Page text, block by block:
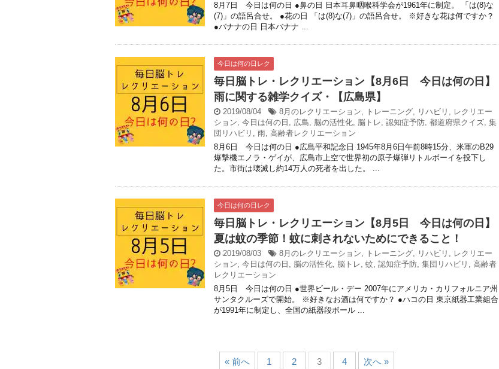
8月7日 今日は何の日 ●鼻の日 日本耳鼻咽喉科学会が1961年に制定。 「は(8)な
(7)」の語呂合せ。 ●花の日 「は(8)な(7)」の語呂合せ。 ※好きな花は何ですか？
●バナナの日 日本バナナ ...
今日は何の日レク
毎日脳トレ・レクリエーション【8月6日 今日は何の日】
雨に関する雑学クイズ・【広島県】
2019/08/04 8月のレクリエーション, トレーニング, リハビリ , レクリエー
ション, 今日は何の日 , 広島, 脳の活性化, 脳トレ, 認知症予防, 都道府県クイズ, 集
団リハビリ , 雨, 高齢者レクリエーション
8月6日 今日は何の日 ●広島平和記念日 1945年8月6日午前8時15分、米軍のB29
爆撃機エノラ・ゲイが、広島市上空で世界初の原子爆弾リトルボーイを投下し
た。市街は壊滅し約14万人の死者を出した。 ...
今日は何の日レク
毎日脳トレ・レクリエーション【8月5日 今日は何の日】
夏は蚊の季節！蚊に刺されないためにできること！
2019/08/03 8月のレクリエーション, トレーニング, リハビリ , レクリエー
ション, 今日は何の日 , 脳の活性化, 脳トレ, 蚊, 認知症予防, 集団リハビリ , 高齢者
レクリエーション
8月5日 今日は何の日 ●世界ビール・デー 2007年にアメリカ・カリフォルニア州
サンタクルーズで開始。 ※好きなお酒は何ですか？ ●ハコの日 東京紙器工業組合
が1991年に制定し、全国の紙器段ボール ...
« 前へ 1 2 3 4 次へ »